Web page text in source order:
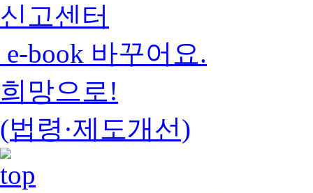
신고센터
e-book 바꾸어요.
희망으로!
(법령·제도개선)